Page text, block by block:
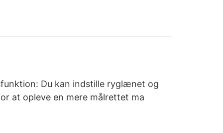
Du kan indstille ryglænet og
at opleve en mere målrettet ma